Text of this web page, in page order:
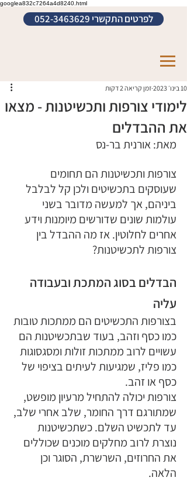
googlea832c7264a4d8240.html
לפרטים התקשרי 052-3463629
לימודי צורפות ותכשיטנות - מצאו
את ההבדלים
10 בינו׳ 2023 זמן קריאה 2 דקות
מאת: אורנית בר-נס
צורפות ותכשיטנות הם תחומים
שעוסקים בתכשיטים ולכן קל לבלבל
ביניהם, אך למעשה מדובר בשני
עולמות שונים שדורשים מיומנות וידע
אחרים לחלוטין. אז מה ההבדל בין
צורפות לתכשיטנות?
הבדלים בסוג המתכת ובעבודה
עליה
בצורפות התכשיטים הם ממתכות טובות
כמו כסף וזהב, בעוד שבתכשיטנות הם
עשויים לרוב ממתכות זולות ומסגסוגות
כמו פליז, שמגיעות לעיתים בציפוי של
כסף או זהב.
צורפות יכולה להתחיל מרעיון מופשט,
שמתורגם דרך החומר, שלב אחרי שלב,
עד לתכשיט השלם. כשתכשיטנות
נוצרת לרוב מחלקים מוכנים שכוללים
את החרוזים, השרשרת, הסוגר וכן
הלאה.